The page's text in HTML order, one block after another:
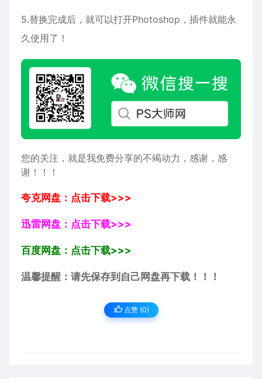
5.替换完成后，就可以打开Photoshop，插件就能永
久使用了！
您的关注，就是我免费分享的不竭动力，感谢，感
谢！！！
夸克网盘：点击下载>>>
迅雷网盘：点击下载>>>
百度网盘：点击下载>>>
温馨提醒：请先保存到自己网盘再下载！！！
点赞 (0)